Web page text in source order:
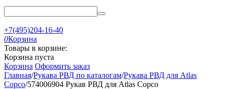
+7(495)204-16-40
0Корзина
Товары в корзине:
Корзина пуста
Корзина Оформить заказ
Главная/Рукава РВД по каталогам/Рукава РВД для Atlas
Copco/574006904 Рукав РВД для Atlas Copco